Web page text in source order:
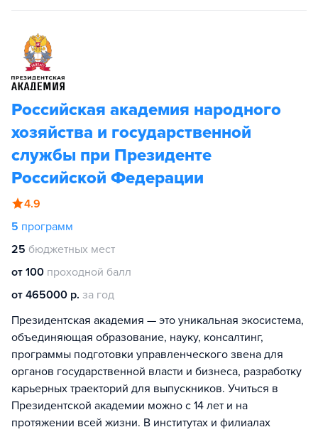
Российская академия народного
хозяйства и государственной
службы при Президенте
Российской Федерации
4.9
5 программ
25 бюджетных мест
от 100 проходной балл
от 465000 р. за год
Президентская академия — это уникальная экосистема,
объединяющая образование, науку, консалтинг,
программы подготовки управленческого звена для
органов государственной власти и бизнеса, разработку
карьерных траекторий для выпускников. Учиться в
Президентской академии можно с 14 лет и на
протяжении всей жизни. В институтах и филиалах